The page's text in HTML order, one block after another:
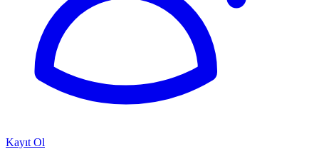
Kayıt Ol